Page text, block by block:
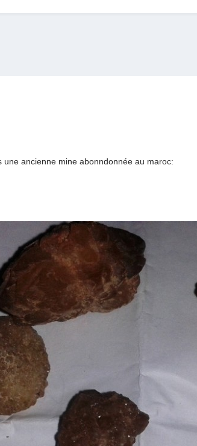
ancienne mine abonndonnée au maroc: